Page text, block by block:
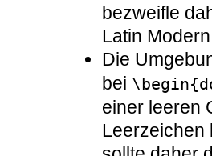
bezweifle
Latin
Die
bei
einer leeren
Leerzeichen